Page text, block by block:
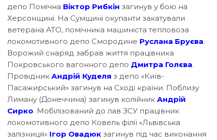
депо Помічна Віктор Рибкін загинув у бою на
Херсонщині. На Сумщині окупанти закатували
ветерана АТО, помічника машиніста тепловоза
локомотивного депо Смородине Руслана Бруєва.
Ворожий снаряд забрав життя працівника
Покровського вагонного депо Дмитра Голєва.
Провідник Андрій Куделя з депо «Київ-
Пасажирський» загинув на Сході країни. Поблизу
Лиману (Донеччина) загинув колійник Андрій
Сирко. Мобілізований до лав ЗСУ працівник
локомотивного депо Ковель філії «Львівська
залізниця» Ігор Овадюк загинув під час виконання